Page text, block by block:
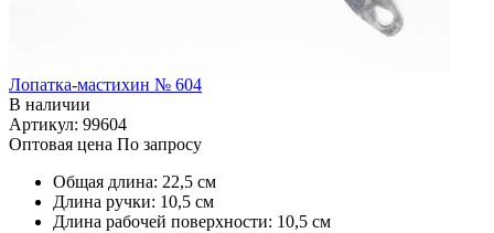
Лопатка-мастихин № 604
В наличии
Артикул: 99604
Оптовая цена По запросу
Общая длина: 22,5 см
Длина ручки: 10,5 см
Длина рабочей поверхности: 10,5 см